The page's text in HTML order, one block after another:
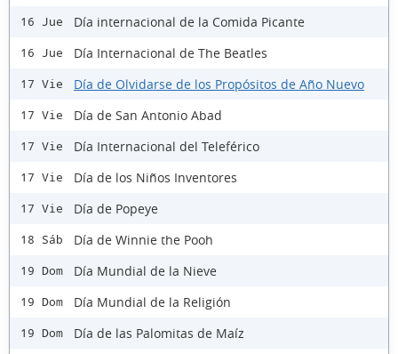
16 Jue Día internacional de la Comida Picante
16 Jue Día Internacional de The Beatles
17 Vie Día de Olvidarse de los Propósitos de Año Nuevo
17 Vie Día de San Antonio Abad
17 Vie Día Internacional del Teleférico
17 Vie Día de los Niños Inventores
17 Vie Día de Popeye
18 Sáb Día de Winnie the Pooh
19 Dom Día Mundial de la Nieve
19 Dom Día Mundial de la Religión
19 Dom Día de las Palomitas de Maíz